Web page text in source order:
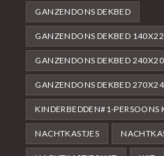
GANZENDONS DEKBED
GANZENDONS DEKBED
GANZENDONS DEKBED
GANZENDONS DEKBED
KINDERBEDDEN#1-PERSOONS
NACHTKASTJES